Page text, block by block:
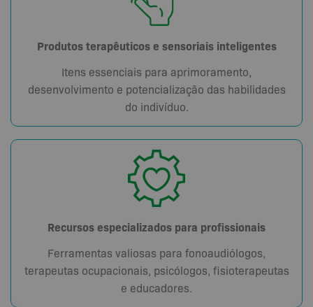
Produtos terapêuticos e sensoriais inteligentes
Itens essenciais para aprimoramento,
desenvolvimento e potencialização das habilidades
do indivíduo.
Recursos especializados para profissionais
Ferramentas valiosas para fonoaudiólogos,
terapeutas ocupacionais, psicólogos, fisioterapeutas
e educadores.